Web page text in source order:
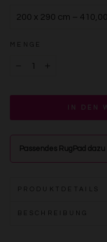
MENGE
IN DEN
Passendes RugPad
PRODUKTDETAILS
BESCHREIBUNG